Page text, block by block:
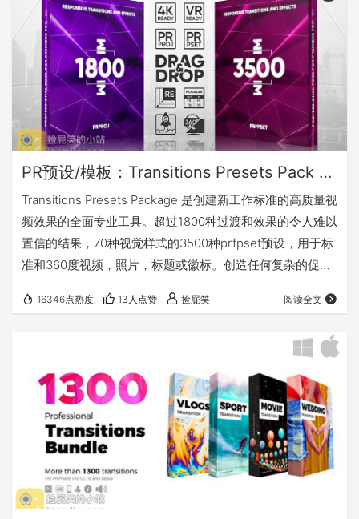
PR预设/模板：Transitions Presets Pack V.2_超5000个PR无敌转场过渡预设及工程文件
Transitions Presets Package 是创建新工作标准的高质量视
频效果的全面专业工具。超过1800种过渡和效果的令人难以
置信的结果，70种视觉样式的3500种prfpset预设，用于标
准和360度视频，照片，标题或徽标。创造任何复杂的促
工作的无限可能性。 Transitions Presets Package 包含什
16346点热度 13人点赞 捡屁笑 阅读全文